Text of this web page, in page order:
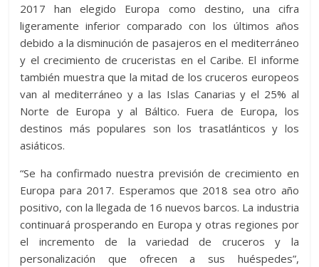
2017 han elegido Europa como destino, una cifra
ligeramente inferior comparado con los últimos años
debido a la disminución de pasajeros en el mediterráneo
y el crecimiento de cruceristas en el Caribe. El informe
también muestra que la mitad de los cruceros europeos
van al mediterráneo y a las Islas Canarias y el 25% al
Norte de Europa y al Báltico. Fuera de Europa, los
destinos más populares son los trasatlánticos y los
asiáticos.
“Se ha confirmado nuestra previsión de crecimiento en
Europa para 2017. Esperamos que 2018 sea otro año
positivo, con la llegada de 16 nuevos barcos. La industria
continuará prosperando en Europa y otras regiones por
el incremento de la variedad de cruceros y la
personalización que ofrecen a sus huéspedes”,